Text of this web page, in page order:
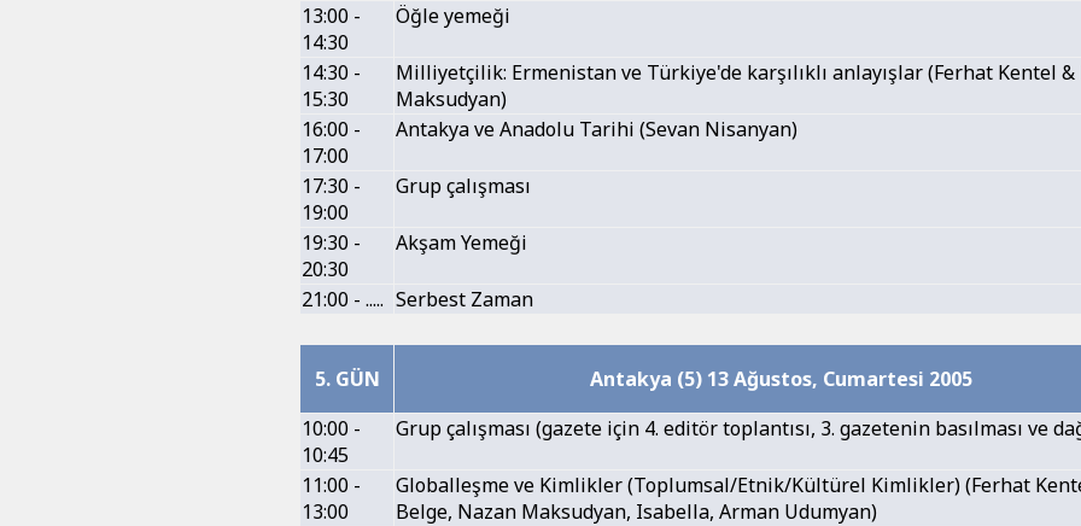
13:00 -
14:30
Öğle yemeği
14:30 -
15:30
Milliyetçilik: Ermenistan ve Türkiye'de karşılıklı anlayışlar (Ferhat Kentel &
Maksudyan)
16:00 -
17:00
Antakya ve Anadolu Tarihi (Sevan Nisanyan)
17:30 -
19:00
Grup çalışması
19:30 -
20:30
Akşam Yemeği
21:00 - ..... Serbest Zaman
5. GÜN
Antakya (5) 13 Ağustos, Cumartesi 2005
10:00 -
10:45
Grup çalışması (gazete için 4. editör toplantısı, 3. gazetenin basılması ve
11:00 -
13:00
Globalleşme ve Kimlikler (Toplumsal/Etnik/Kültürel Kimlikler) (Ferhat
Belge, Nazan Maksudyan, Isabella, Arman Udumyan)